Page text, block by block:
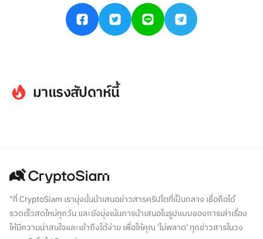
มาแรงสัปดาห์นี้
"ที่ CryptoSiam เรามุ่งมั่นนำเสนอข่าวสารคริปโตที่เป็นกลาง เชื่อถือได้
รวดเร็วสดใหม่ทุกวัน และยังมุ่งเน้นการนำเสนอในรูปแบบของการเล่าเรื่อง
ให้มีความน่าสนใจและเข้าถึงได้ง่าย เพื่อให้คุณ 'ไม่พลาด' ทุกข่าวสารในวง